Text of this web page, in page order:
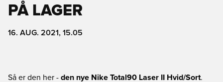
PÅ LAGER
16. AUG. 2021, 15.05
Så er den her - den nye Nike Total90 Laser II Hvid/Sort.